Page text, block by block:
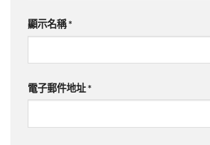
顯示名稱*
電子郵件地址*